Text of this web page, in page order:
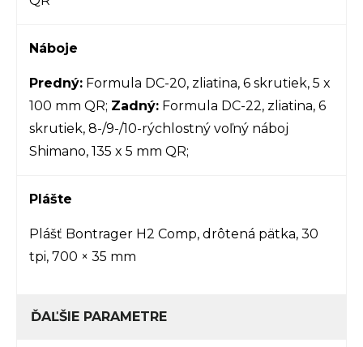
Náboje
Predný: Formula DC-20, zliatina, 6 skrutiek, 5 x
100 mm QR; Zadný: Formula DC-22, zliatina, 6
skrutiek, 8-/9-/10-rýchlostný voľný náboj
Shimano, 135 x 5 mm QR;
Plášte
Plášť Bontrager H2 Comp, drôtená pätka, 30
tpi, 700 × 35 mm
ĎAĽŠIE PARAMETRE